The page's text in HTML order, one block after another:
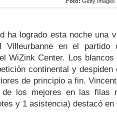
ha logrado esta noche una
Villeurbanne en el partido
WiZink Center. Los
continental y
de principio a fin.
los mejores en las filas
y 1 asistencia) destacó en